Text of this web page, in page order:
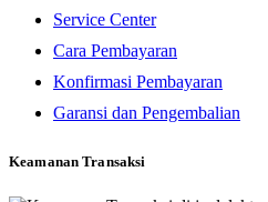
Service Center
Cara Pembayaran
Konfirmasi Pembayaran
Garansi dan Pengembalian
Keamanan Transaksi